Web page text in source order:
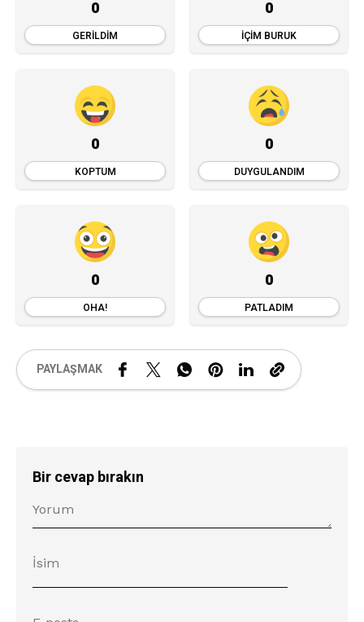
0
GERILDIM
0
İÇIM BURUK
0
KOPTUM
0
DUYGULANDIM
0
OHA!
0
PATLADIM
PAYLAŞMAK
Bir cevap bırakın